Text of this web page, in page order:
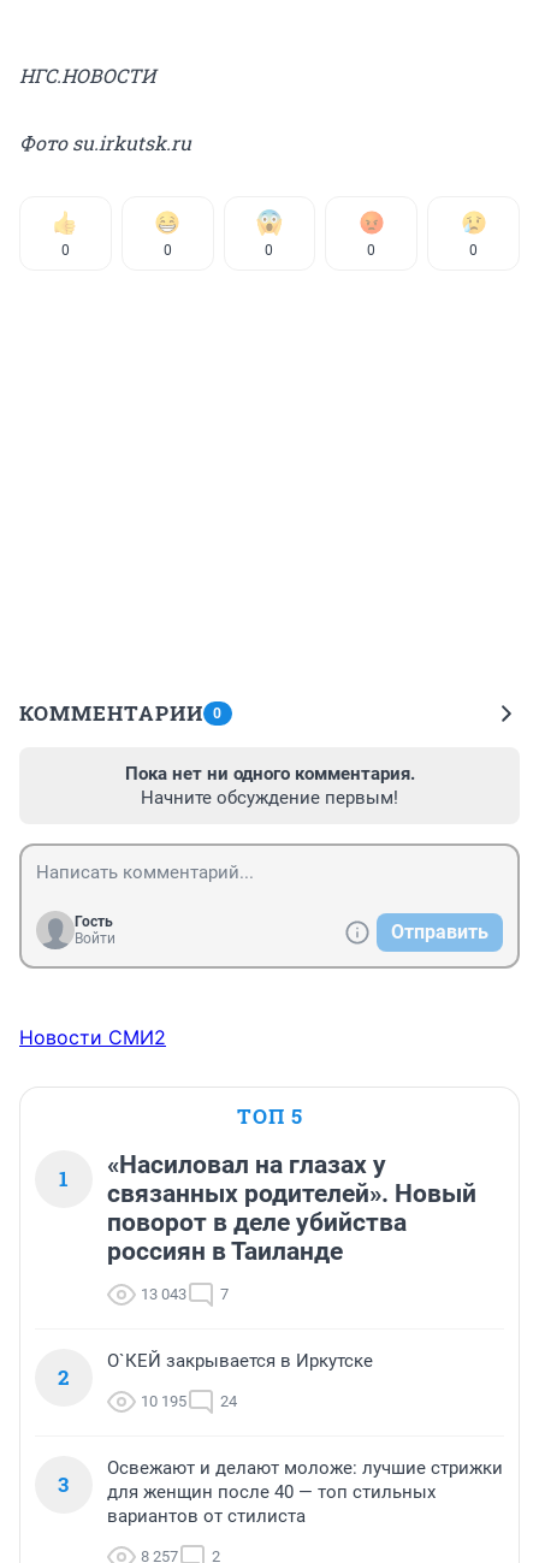
НГС.НОВОСТИ
Фото su.irkutsk.ru
0 0 0 0 0
КОММЕНТАРИИ 0
Пока нет ни одного комментария.
Начните обсуждение первым!
Гость
Войти
Отправить
Новости СМИ2
ТОП 5
1
«Насиловал на глазах у
связанных родителей». Новый
поворот в деле убийства
россиян в Таиланде
13 043 7
2
О`КЕЙ закрывается в Иркутске
10 195 24
3
Освежают и делают моложе: лучшие стрижки
для женщин после 40 — топ стильных
вариантов от стилиста
8 257 2